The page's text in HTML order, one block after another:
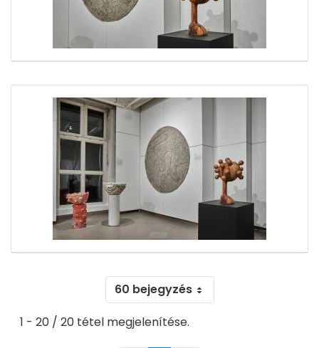
60 bejegyzés
1 - 20 / 20 tétel megjelenítése.